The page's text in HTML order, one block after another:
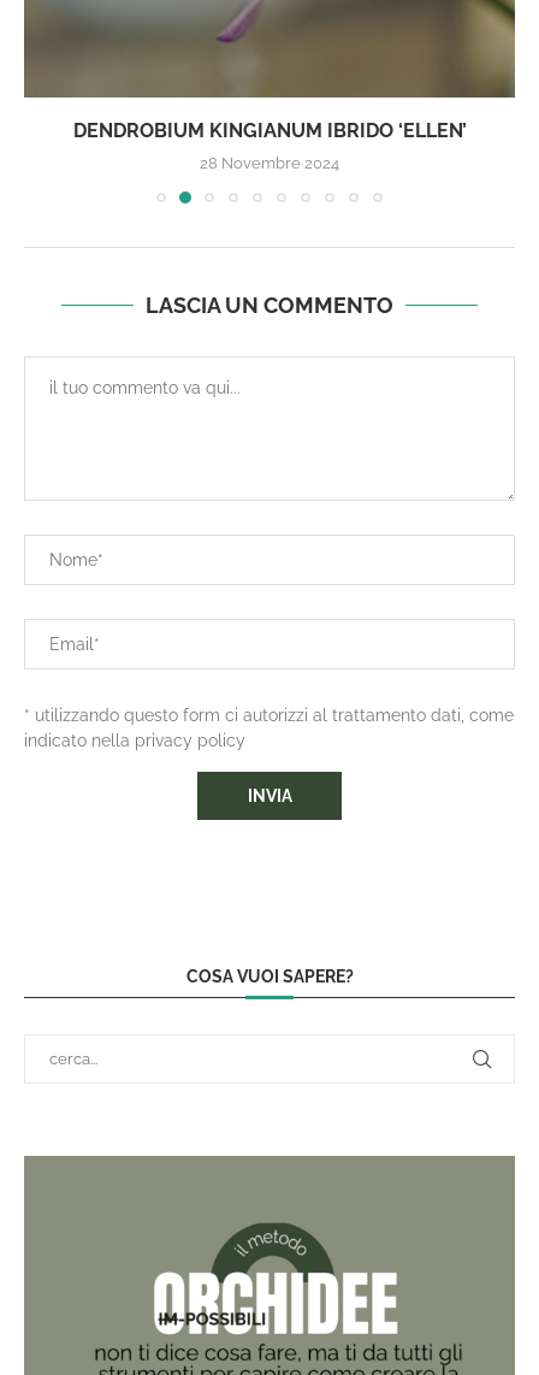
DENDROBIUM KINGIANUM IBRIDO ‘ELLEN’
28 Novembre 2024
LASCIA UN COMMENTO
* utilizzando questo form ci autorizzi al trattamento dati, come
indicato nella privacy policy
COSA VUOI SAPERE?